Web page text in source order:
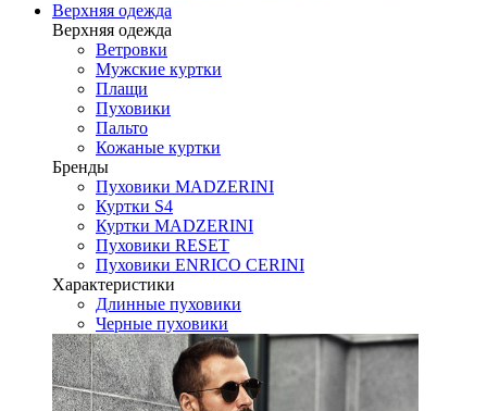
Верхняя одежда
Верхняя одежда
Ветровки
Мужские куртки
Плащи
Пуховики
Пальто
Кожаные куртки
Бренды
Пуховики MADZERINI
Куртки S4
Куртки MADZERINI
Пуховики RESET
Пуховики ENRICO CERINI
Характеристики
Длинные пуховики
Черные пуховики